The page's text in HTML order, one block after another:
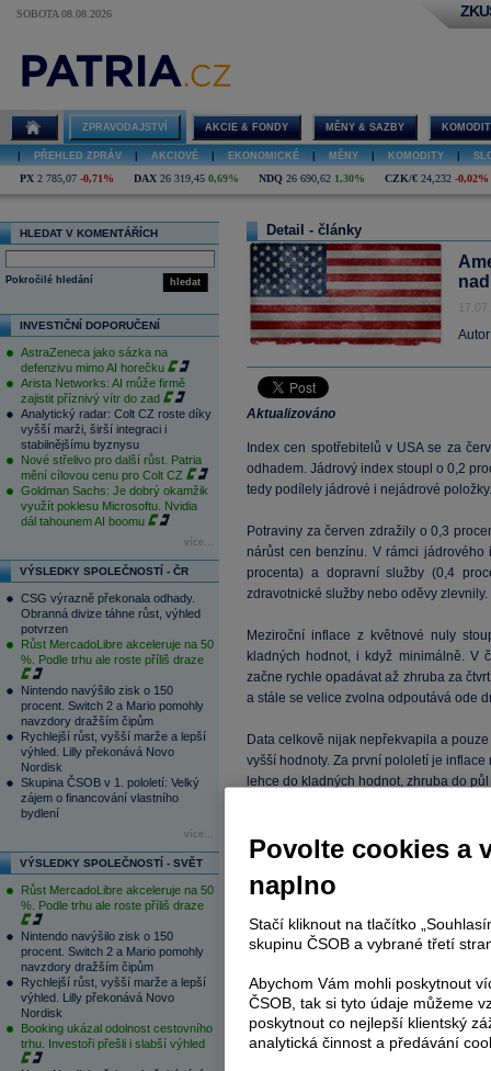
SOBOTA 08.08.2026
ZPRAVODAJSTVÍ AKCIE & FONDY MĚNY & SAZBY
PŘEHLED ZPRÁV AKCIOVÉ EKONOMICKÉ MĚNY KOMODITY
PX 2 785,07 -0,71% DAX 26 319,45 0,69% NDQ 26 690,62 1,30% CZK/€ 24,232 -0,02%
HLEDAT V KOMENTÁŘÍCH
hledat
Pokročilé hledání
INVESTIČNÍ DOPORUČENÍ
AstraZeneca jako sázka na
defenzivu mimo AI horečku
Arista Networks: AI může firmě
zajistit příznivý vítr do zad
Analytický radar: Colt CZ roste díky
vyšší marži, širší integraci i
stabilnějšímu byznysu
Nové střelivo pro další růst. Patria
mění cílovou cenu pro Colt CZ
Goldman Sachs: Je dobrý okamžik
využít poklesu Microsoftu. Nvidia
dál tahounem AI boomu
více...
VÝSLEDKY SPOLEČNOSTÍ - ČR
CSG výrazně překonala odhady.
Obranná divize táhne růst, výhled
potvrzen
Růst MercadoLibre akceleruje na 50
%. Podle trhu ale roste příliš draze
Nintendo navýšilo zisk o 150
procent. Switch 2 a Mario pomohly
navzdory dražším čipům
Rychlejší růst, vyšší marže a lepší
výhled. Lilly překonává Novo
Nordisk
Skupina ČSOB v 1. pololetí: Velký
zájem o financování vlastního
bydlení
více...
VÝSLEDKY SPOLEČNOSTÍ - SVĚT
Růst MercadoLibre akceleruje na 50
%. Podle trhu ale roste příliš draze
Nintendo navýšilo zisk o 150
procent. Switch 2 a Mario pomohly
navzdory dražším čipům
Rychlejší růst, vyšší marže a lepší
výhled. Lilly překonává Novo
Nordisk
Booking ukázal odolnost cestovního
trhu. Investoři přešli i slabší výhled
Detail - články
Aktualizováno
Index cen spotřebitelů v USA se za
odhadem. Jádrový index stoupl o 0,2
tedy podílely jádrové i nejádrové položky.
Potraviny za červen zdražily o 0,3
nárůst cen benzínu. V rámci
procenta) a dopravní služby (0,4
zdravotnické služby nebo oděvy zlevnily.
Meziroční inflace z květnové nuly
kladných hodnot, i když minimálně. V
začne rychle opadávat až zhruba za
a stále se velice zvolna odpoutává ode
Data celkově nijak nepřekvapila a
vyšší hodnoty. Za první pololetí je
lehce do kladných hodnot, zhruba do
Povolte cookies a
naplno
Stačí kliknout na tlačítko
skupinu ČSOB a vybrané třetí
Abychom Vám mohli poskytnout
ČSOB, tak si tyto údaje můžeme
poskytnout co nejlepší klientský
analytická činnost a předávání